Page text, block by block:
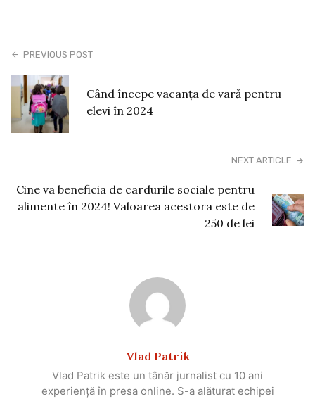
PREVIOUS POST
Când începe vacanța de vară pentru
elevi în 2024
NEXT ARTICLE
Cine va beneficia de cardurile sociale pentru
alimente în 2024! Valoarea acestora este de
250 de lei
Vlad Patrik
Vlad Patrik este un tânăr jurnalist cu 10 ani
experiență în presa online. S-a alăturat echipei